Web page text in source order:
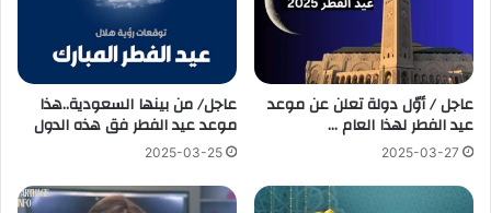
عاجل / أوّل دولة تعلن عن موعد
عيد الفطر لهذا العام …
2025-03-27
عاجل/ من بينها السعودية..هذا
موعد عيد الفطر فق هذه الدول
2025-03-25